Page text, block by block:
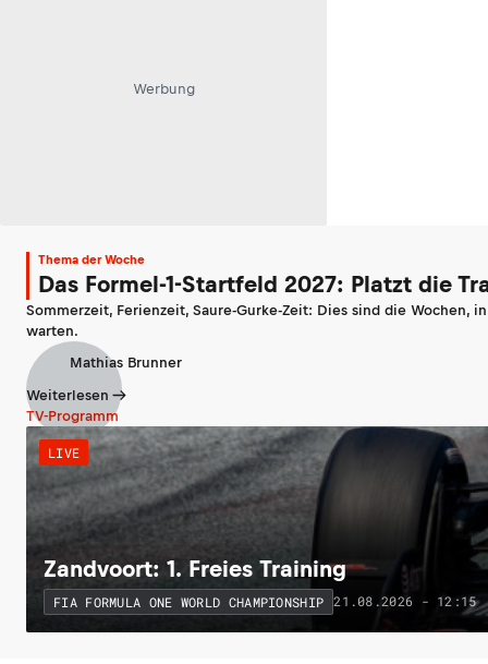
Werbung
Thema der Woche
Das Formel-1-Startfeld 2027: Platzt die
Sommerzeit, Ferienzeit, Saure-Gurke-Zeit: Dies sind die
warten.
Mathias Brunner
Weiterlesen
TV-Programm
LIVE
Zandvoort: 1. Freies Training
FIA FORMULA ONE WORLD CHAMPIONSHIP 21.08.2026 - 12:15